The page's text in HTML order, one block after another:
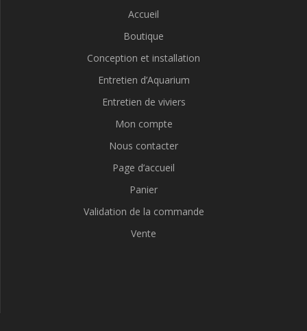
Accueil
Boutique
Conception et installation
Entretien d’Aquarium
Entretien de viviers
Mon compte
Nous contacter
Page d’accueil
Panier
Validation de la commande
Vente